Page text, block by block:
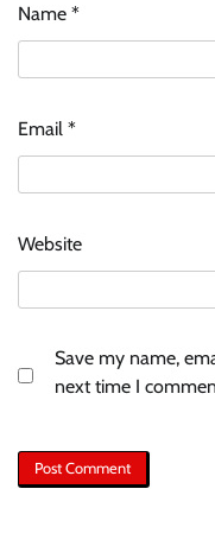
Name *
Email *
Website
Save my name,
next time I